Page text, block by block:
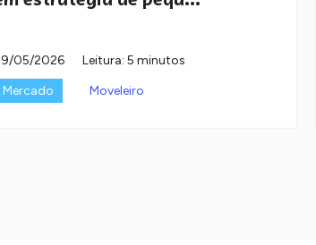
05/2026
Leitura: 5 minutos
Mercado
Moveleiro